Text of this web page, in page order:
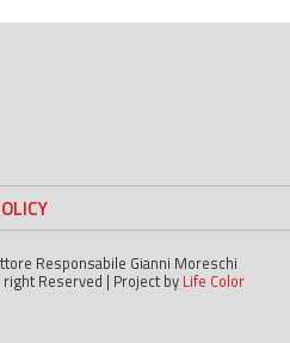
Responsabile Gianni Moreschi
right Reserved | Project by Life Color